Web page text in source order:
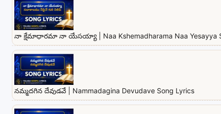
నా క్షేమాధారమా నా యేసయ్యా | Naa Kshemadharama Naa Yesayya
నమ్మదగిన దేవుడవే | Nammadagina Devudave Song Lyrics